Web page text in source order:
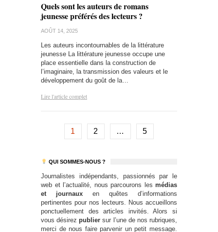
Quels sont les auteurs de romans
jeunesse préférés des lecteurs ?
AOÛT 14, 2025
Les auteurs incontournables de la littérature
jeunesse La littérature jeunesse occupe une
place essentielle dans la construction de
l’imaginaire, la transmission des valeurs et le
développement du goût de la…
Lire l'article complet
1 2 … 5
QUI SOMMES-NOUS ?
Journalistes indépendants, passionnés par le
web et l’actualité, nous parcourons les médias
et journaux en quêtes d’informations
pertinentes pour nos lecteurs. Nous accueillons
ponctuellement des articles invités. Alors si
vous désirezpublier sur l’une de nos rubriques,
merci de nous faire parvenir un petit message.